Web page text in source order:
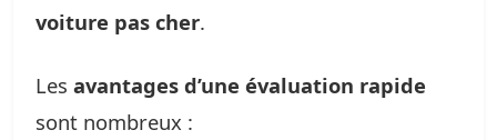
voiture pas cher.
Les avantages d’une évaluation rapide
sont nombreux :